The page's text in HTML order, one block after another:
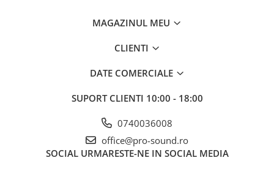
Cabluri adaptoare, cabluri Y
Cabluri de instrumente
Cabluri de microfon
Cabluri MIDI si audio digitale
Cabluri multicore
MAGAZINUL MEU
CLIENTI
DATE COMERCIALE
SUPORT CLIENTI 10:00 - 18:00
0740036008
office@pro-sound.ro
SOCIAL URMARESTE-NE IN SOCIAL MEDIA